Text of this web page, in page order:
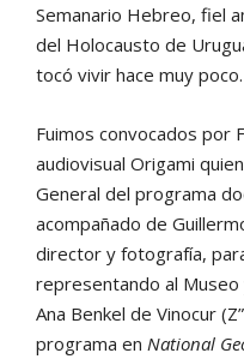
Semanario Hebreo, fiel
del Holocausto de
tocó vivir hace muy poco.
Fuimos convocados por
audiovisual Origami
General del programa
acompañado de
director y fotografía,
representando al
Ana Benkel de Vinocur
programa en National